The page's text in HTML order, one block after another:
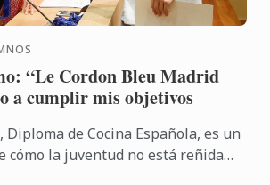
“Le Cordon Bleu Madrid
a cumplir mis objetivos
Diploma de Cocina Española, es un
cómo la juventud no está reñida